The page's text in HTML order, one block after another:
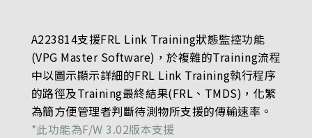
A223814支援FRL Link Training狀態監控功能
(VPG Master Software)，於複雜的Training流程
中以圖示顯示詳細的FRL Link Training執行程序
的路徑及Training最終結果(FRL、TMDS)，化繁
為簡方便管理者判斷待測物所支援的傳輸速率。
*此功能為F/W 3.02版本支援